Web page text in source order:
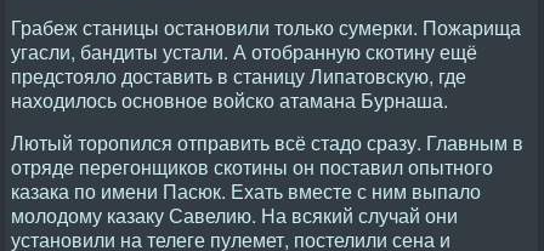
Грабеж станицы остановили только сумерки. Пожарища
угасли, бандиты устали. А отобранную скотину ещё
предстояло доставить в станицу Липатовскую, где
находилось основное войско атамана Бурнаша.
Лютый торопился отправить всё стадо сразу. Главным в
отряде перегонщиков скотины он поставил опытного
казака по имени Пасюк. Ехать вместе с ним выпало
молодому казаку Савелию. На всякий случай они
установили на телеге пулемет, постелили сена и